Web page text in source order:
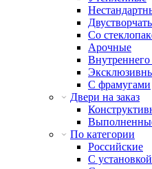
Со
Арочные
С фрамугами
Двери на заказ
По категории
Российские
С установкой